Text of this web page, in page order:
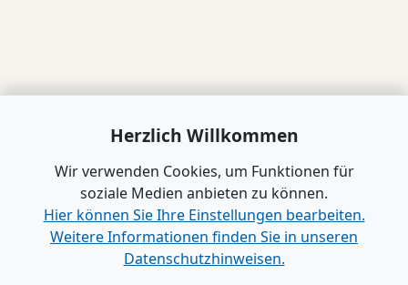
Herzlich Willkommen
Wir verwenden Cookies, um Funktionen für
soziale Medien anbieten zu können.
Hier können Sie Ihre Einstellungen bearbeiten.
Weitere Informationen finden Sie in unseren
Datenschutzhinweisen.